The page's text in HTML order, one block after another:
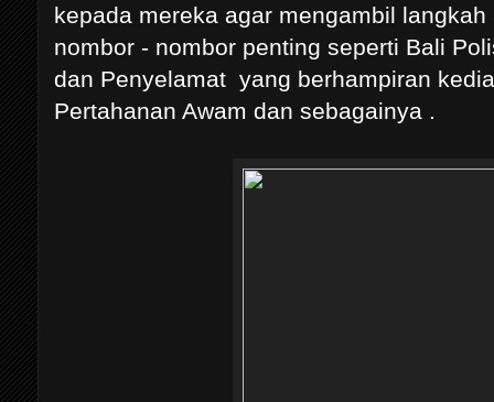
kepada mereka agar mengambil
nombor - nombor penting seperti Bali
dan Penyelamat yang berhampiran
Pertahanan Awam dan sebagainya .